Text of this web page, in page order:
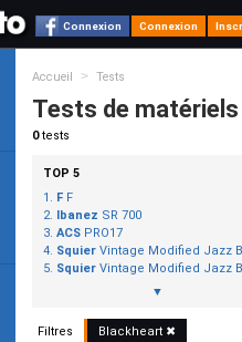
Connexion Connexion
Accueil > Tests
Tests de matériels
0tests
TOP 5
F F
Ibanez SR 700
ACS PRO17
Squier Vintage Modified Jazz
Squier Vintage Modified Jazz
▼
Filtres Blackheart ✖